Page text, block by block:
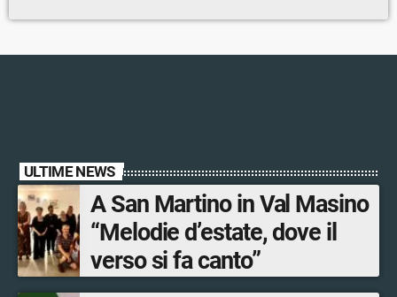
ULTIME NEWS
A San Martino in Val Masino
“Melodie d’estate, dove il
verso si fa canto”